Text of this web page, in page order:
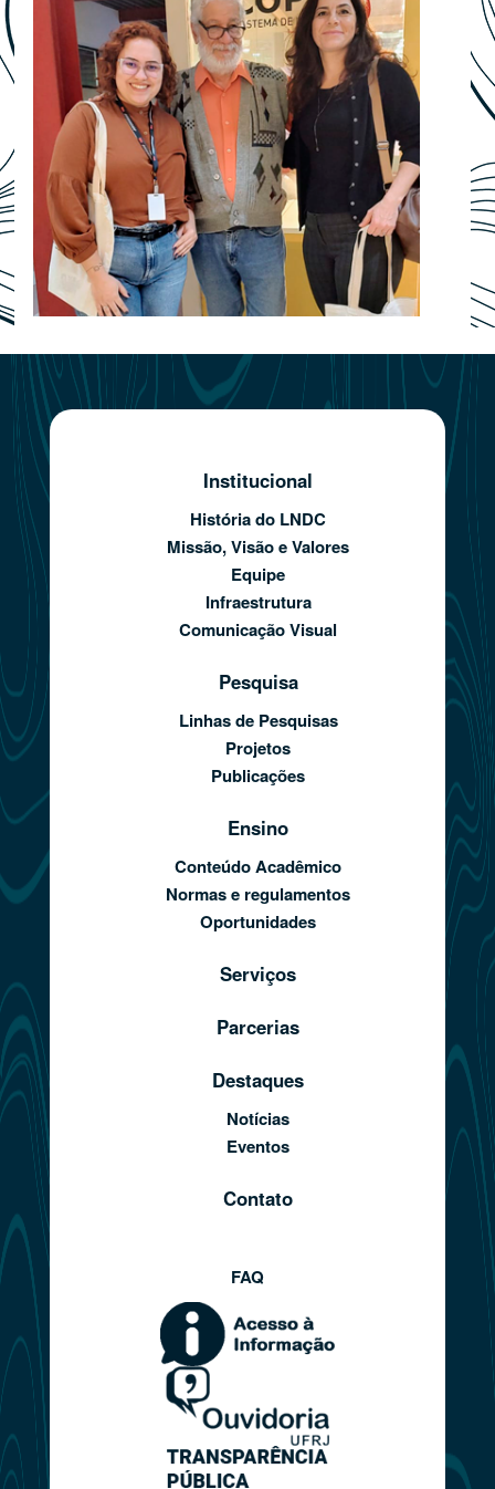
Institucional
História do LNDC
Missão, Visão e Valores
Equipe
Infraestrutura
Comunicação Visual
Pesquisa
Linhas de Pesquisas
Projetos
Publicações
Ensino
Conteúdo Acadêmico
Normas e regulamentos
Oportunidades
Serviços
Parcerias
Destaques
Notícias
Eventos
Contato
FAQ